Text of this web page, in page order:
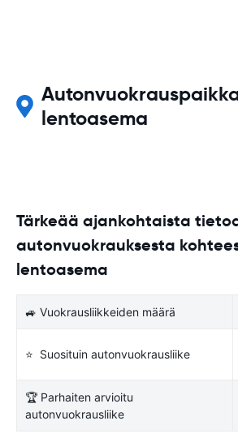
lentoasema
Tärkeää ajankohtaista
autonvuokrauksesta
lentoasema
🚙 Vuokrausliikkeiden määrä
⭐ Suosituin autonvuokrausliike
🏆 Parhaiten arvioitu
autonvuokrausliike